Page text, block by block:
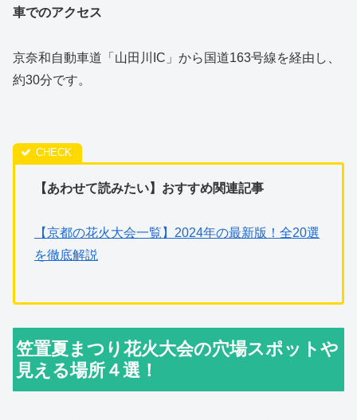
車でのアクセス
京奈和自動車道「山田川IC」から国道163号線を経由し、
約30分です。
【あわせて読みたい】おすすめ関連記事
【京都の花火大会一覧】2024年の最新版！全20選
を徹底解説
笠置夏まつり花火大会の穴場スポットや
見える場所４選！